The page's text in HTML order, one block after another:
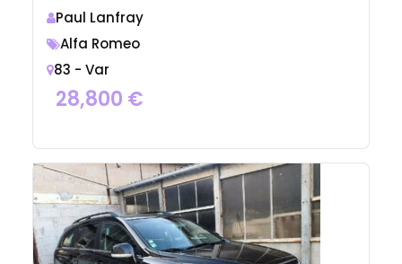
Paul Lanfray
Alfa Romeo
83 - Var
28,800 €